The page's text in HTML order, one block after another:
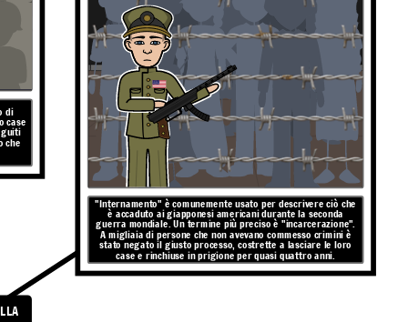
di
case
che
"Internamento" è comunemente usato per descrivere ciò che
è accaduto ai giapponesi americani durante la seconda
guerra mondiale. Un termine più preciso è "incarcerazione".
A migliaia di persone che non avevano commesso crimini è
stato negato il giusto processo, costrette a lasciare le loro
case e rinchiuse in prigione per quasi quattro anni.